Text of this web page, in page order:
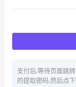
支付后,等待页面跳
的提取密码,然后点